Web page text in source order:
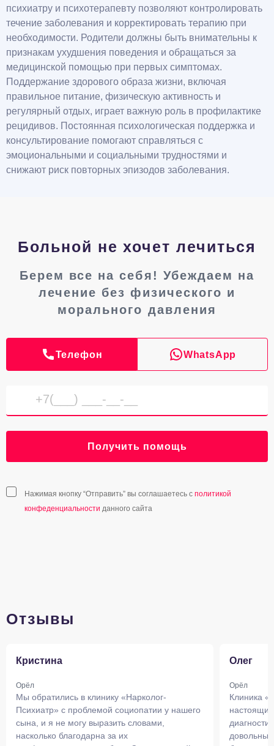
психиатру и психотерапевту позволяют контролировать
течение заболевания и корректировать терапию при
необходимости. Родители должны быть внимательны к
признакам ухудшения поведения и обращаться за
медицинской помощью при первых симптомах.
Поддержание здорового образа жизни, включая
правильное питание, физическую активность и
регулярный отдых, играет важную роль в профилактике
рецидивов. Постоянная психологическая поддержка и
консультирование помогают справляться с
эмоциональными и социальными трудностями и
снижают риск повторных эпизодов заболевания.
Больной не хочет лечиться
Берем все на себя! Убеждаем на
лечение без физического и
морального давления
Телефон WhatsApp
Получить помощь
Нажимая кнопку “Отправить” вы соглашаетесь с политикой
конфеденциальности данного сайта
Отзывы
Кристина
Орёл
Мы обратились в клинику «Нарколог-
Психиатр» с проблемой социопатии у нашего
сына, и я не могу выразить словами,
насколько благодарна за их
Олег
Орёл
Клиника
довольны